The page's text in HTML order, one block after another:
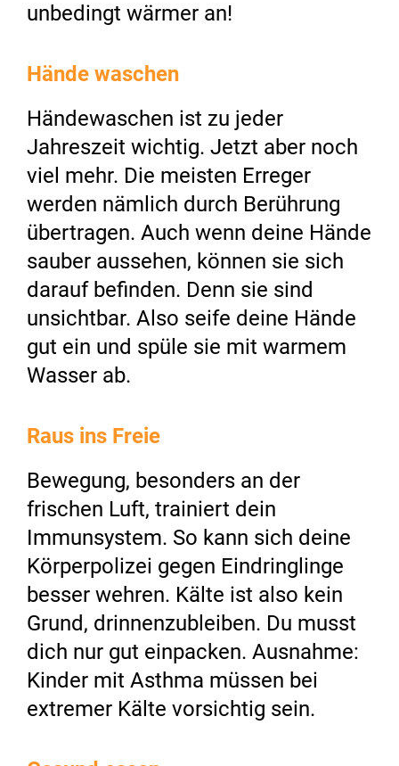
unbedingt wärmer an!
Hände waschen
Händewaschen ist zu jeder
Jahreszeit wichtig. Jetzt aber noch
viel mehr. Die meisten Erreger
werden nämlich durch Berührung
übertragen. Auch wenn deine Hände
sauber aussehen, können sie sich
darauf befinden. Denn sie sind
unsichtbar. Also seife deine Hände
gut ein und spüle sie mit warmem
Wasser ab.
Raus ins Freie
Bewegung, besonders an der
frischen Luft, trainiert dein
Immunsystem. So kann sich deine
Körperpolizei gegen Eindringlinge
besser wehren. Kälte ist also kein
Grund, drinnenzubleiben. Du musst
dich nur gut einpacken. Ausnahme:
Kinder mit Asthma müssen bei
extremer Kälte vorsichtig sein.